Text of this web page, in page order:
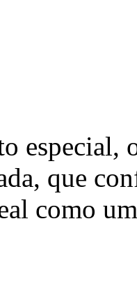
especial,
que
como